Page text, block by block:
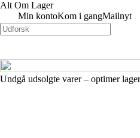
Alt Om Lager
Min kontoKom i gangMailnyt
Undgå udsolgte varer – optimer